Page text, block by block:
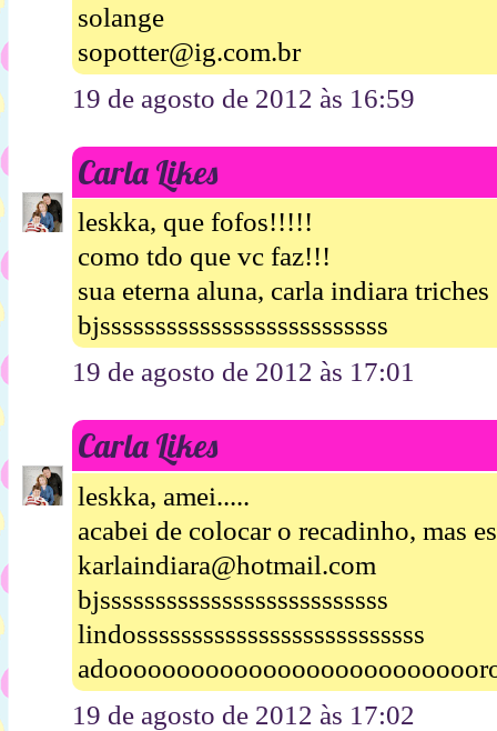
solange
sopotter@ig.com.br
19 de agosto de 2012 às 16:59
Carla Likes
leskka, que fofos!!!!!
como tdo que vc faz!!!
sua eterna aluna, carla indiara triches
bjssssssssssssssssssssssssss
19 de agosto de 2012 às 17:01
Carla Likes
leskka, amei.....
acabei de colocar o recadinho, mas
karlaindiara@hotmail.com
bjssssssssssssssssssssssssss
lindossssssssssssssssssssssssss
19 de agosto de 2012 às 17:02